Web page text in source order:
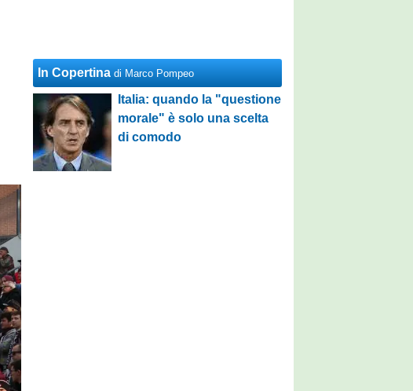
In Copertina di Marco Pompeo
Italia: quando la "questione
morale" è solo una scelta
di comodo